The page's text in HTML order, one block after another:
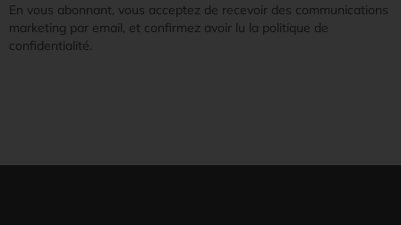
En vous abonnant, vous acceptez de recevoir des communications
marketing par email, et confirmez avoir lu la politique de
confidentialité.